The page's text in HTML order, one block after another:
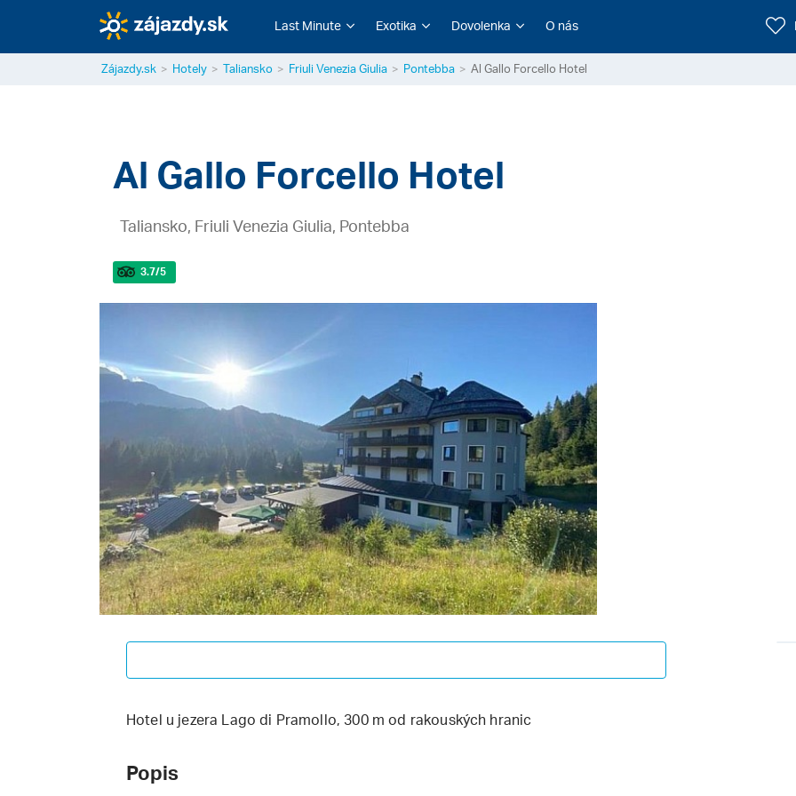
Last Minute Exotika Dovolenka O nás
Zájazdy.sk Hotely Taliansko Friuli Venezia Giulia Pontebba Al Gallo Forcello Hotel
Al Gallo Forcello Hotel
Taliansko, Friuli Venezia Giulia, Pontebba
3.7/5
Hotel u jezera Lago di Pramollo, 300 m od rakouských hranic
Popis